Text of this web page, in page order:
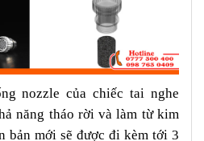
nozzle của chiếc tai nghe
năng tháo rời và làm từ kim
bản mới sẽ được đi kèm tới 3